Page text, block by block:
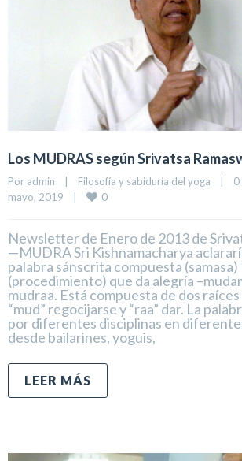
Los MUDRAS según Srivatsa
Por admin | Filosofía y sabiduría del yoga | 0
mayo, 2019
| 0
Newsletter de Enero de 2013 de
—MUDRA Sri Kishnamacharya
palabra sánscrita compuesta
(procedimiento) que da alegría
mudraa. Está compuesta de dos
“mud” regocijarse y “raa” dar. La
por diferentes disciplinas en
desde bailarines, yoguis,
LEER MÁS